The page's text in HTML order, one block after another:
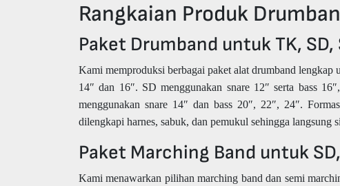
Rangkaian Produk
Paket Drumband untuk TK, SD,
Kami memproduksi berbagai paket alat drumband lengkap
14″ dan 16″. SD menggunakan snare 12″ serta bass
menggunakan snare 14″ dan bass 20″, 22″, 24″.
dilengkapi harnes, sabuk, dan pemukul sehingga langsung
Paket Marching Band untuk
Kami menawarkan pilihan marching band dan semi